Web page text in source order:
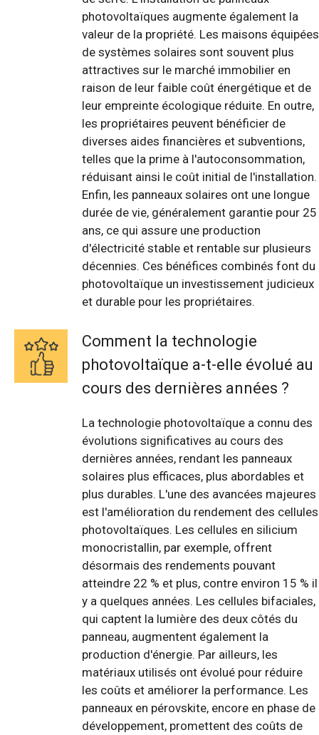
photovoltaïques augmente également la
valeur de la propriété. Les maisons équipées
de systèmes solaires sont souvent plus
attractives sur le marché immobilier en
raison de leur faible coût énergétique et de
leur empreinte écologique réduite. En outre,
les propriétaires peuvent bénéficier de
diverses aides financières et subventions,
telles que la prime à l'autoconsommation,
réduisant ainsi le coût initial de l'installation.
Enfin, les panneaux solaires ont une longue
durée de vie, généralement garantie pour 25
ans, ce qui assure une production
d'électricité stable et rentable sur plusieurs
décennies. Ces bénéfices combinés font du
photovoltaïque un investissement judicieux
et durable pour les propriétaires.
Comment la technologie
photovoltaïque a-t-elle évolué au
cours des dernières années ?
La technologie photovoltaïque a connu des
évolutions significatives au cours des
dernières années, rendant les panneaux
solaires plus efficaces, plus abordables et
plus durables. L'une des avancées majeures
est l'amélioration du rendement des cellules
photovoltaïques. Les cellules en silicium
monocristallin, par exemple, offrent
désormais des rendements pouvant
atteindre 22 % et plus, contre environ 15 % il
y a quelques années. Les cellules bifaciales,
qui captent la lumière des deux côtés du
panneau, augmentent également la
production d'énergie. Par ailleurs, les
matériaux utilisés ont évolué pour réduire
les coûts et améliorer la performance. Les
panneaux en pérovskite, encore en phase de
développement, promettent des coûts de